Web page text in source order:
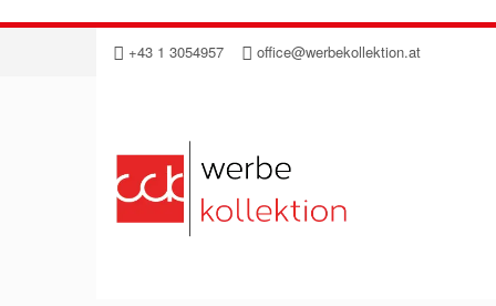
Direkt
Inhalt
+43 1 3054957 office@werbekollektion.at